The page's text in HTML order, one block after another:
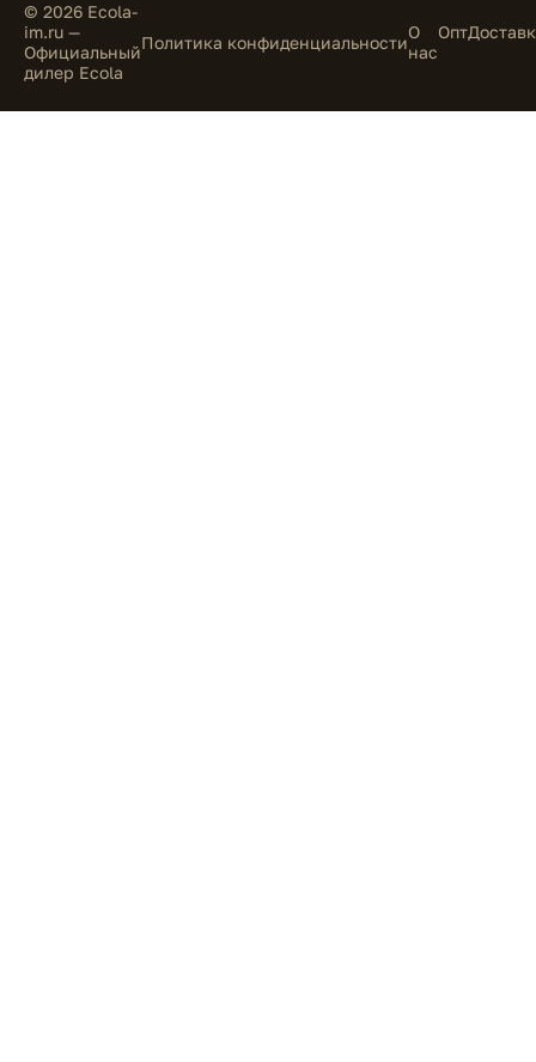
© 2026 Ecola-
im.ru —
Официальный
дилер Ecola
Политика конфиденциальностиО
нас
Опт